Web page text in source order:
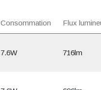
Consommation Flux
7.6W 716lm